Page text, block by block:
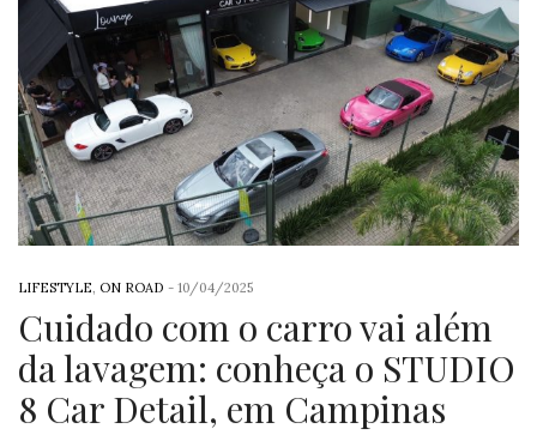
LIFESTYLE, ON ROAD - 10/04/2025
Cuidado com o carro vai além
da lavagem: conheça o STUDIO
8 Car Detail, em Campinas